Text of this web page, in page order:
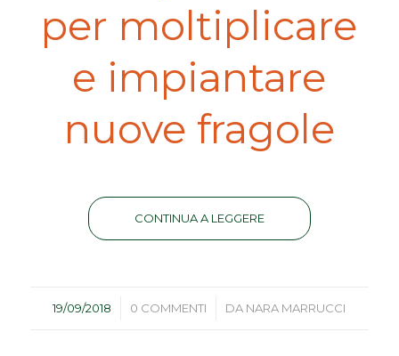
per moltiplicare
e impiantare
nuove fragole
CONTINUA A LEGGERE
19/09/2018
/ 0 COMMENTI
/ DA NARA MARRUCCI